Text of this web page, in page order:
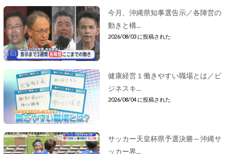
今月、沖縄県知事選告示／各陣営の
動きと構...
2026/08/03 に投稿された
健康経営１働きやすい職場とは／ビ
ジネスキ...
2026/08/04 に投稿された
サッカー天皇杯県予選決勝～沖縄サ
ッカー界...